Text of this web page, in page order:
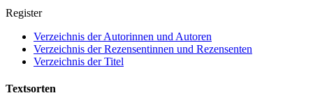
Register
Verzeichnis der Autorinnen und Autoren
Verzeichnis der Rezensentinnen und Rezensenten
Verzeichnis der Titel
Textsorten